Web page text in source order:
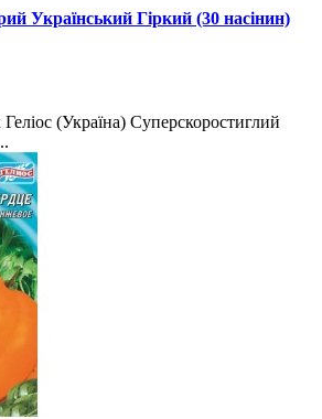
Український Гіркий (30 насінин)
(Україна) Суперскоростиглий